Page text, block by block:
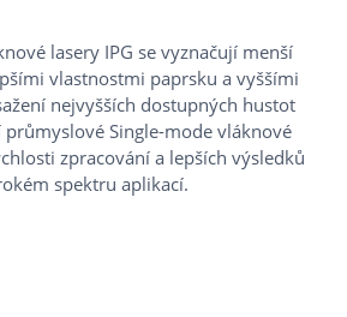
lasery IPG se vyznačují menší
vlastnostmi paprsku a vyššími
nejvyšších dostupných hustot
Single-mode vláknové
zpracování a lepších výsledků
spektru aplikací.